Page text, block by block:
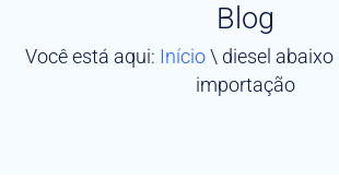
Blog
Você está aqui: Início\ diesel
importação